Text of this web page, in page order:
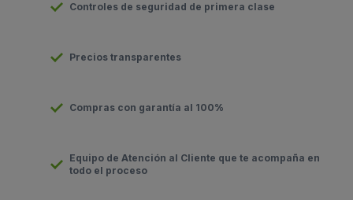
Controles de seguridad de primera clase
Precios transparentes
Compras con garantía al 100%
Equipo de Atención al Cliente que te acompaña en
todo el proceso